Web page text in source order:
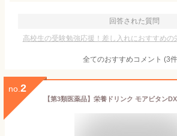
回答された質問
高校生の受験勉強応援！差し入れにおすすめの
全てのおすすめコメント (3
no. 2